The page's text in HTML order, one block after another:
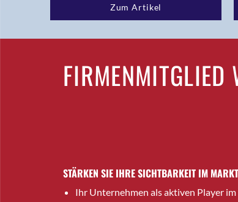
Zum Artikel
FIRMENMITGLIED
STÄRKEN SIE IHRE SICHTBARKEIT IM
Ihr Unternehmen als aktiven Player